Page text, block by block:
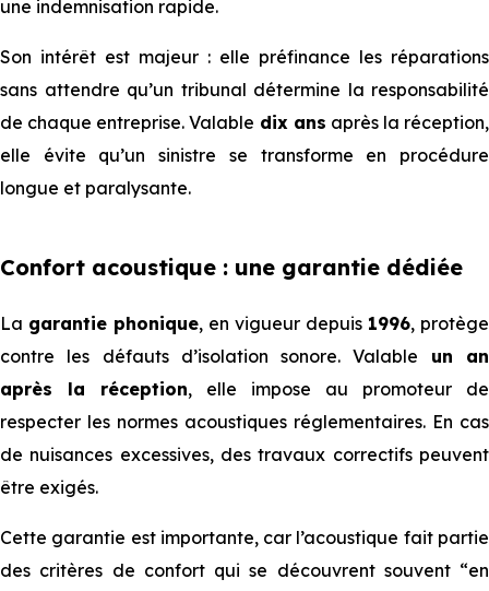
une indemnisation rapide.
Son intérêt est majeur : elle préfinance les réparations
sans attendre qu’un tribunal détermine la responsabilité
de chaque entreprise. Valable dix ans après la réception,
elle évite qu’un sinistre se transforme en procédure
longue et paralysante.
Confort acoustique : une garantie dédiée
La garantie phonique, en vigueur depuis 1996, protège
contre les défauts d’isolation sonore. Valable un an
après la réception, elle impose au promoteur de
respecter les normes acoustiques réglementaires. En cas
de nuisances excessives, des travaux correctifs peuvent
être exigés.
Cette garantie est importante, car l’acoustique fait partie
des critères de confort qui se découvrent souvent “en